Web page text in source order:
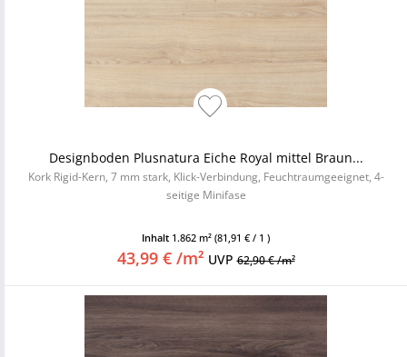
Designboden Plusnatura Eiche Royal mittel Braun...
Kork Rigid-Kern, 7 mm stark, Klick-Verbindung, Feuchtraumgeeignet, 4-
seitige Minifase
Inhalt 1.862 m² (81,91 € / 1 )
43,99 € /m² UVP62,90 € /m²